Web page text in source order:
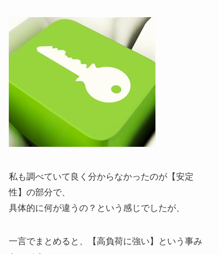
私も調べていて良く分からなかったのが【安定
性】の部分で、
具体的に何が違うの？という感じでしたが、
一言でまとめると、 【高負荷に強い】
という事み